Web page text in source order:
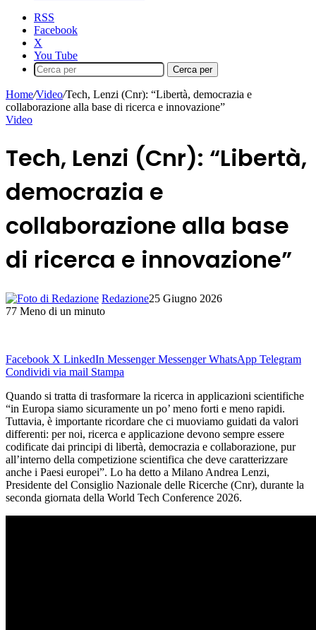
RSS
Facebook
X
You Tube
Cerca per
Home/Video/Tech, Lenzi (Cnr): “Libertà, democrazia e
collaborazione alla base di ricerca e innovazione”
Video
Tech, Lenzi (Cnr): “Libertà,
democrazia e
collaborazione alla base
di ricerca e innovazione”
Redazione25 Giugno 2026
77 Meno di un minuto
Facebook X LinkedIn Messenger Messenger WhatsApp Telegram
Condividi via mail Stampa
Quando si tratta di trasformare la ricerca in applicazioni scientifiche
“in Europa siamo sicuramente un po’ meno forti e meno rapidi.
Tuttavia, è importante ricordare che ci muoviamo guidati da valori
differenti: per noi, ricerca e applicazione devono sempre essere
codificate dai principi di libertà, democrazia e collaborazione, pur
all’interno della competizione scientifica che deve caratterizzare
anche i Paesi europei”. Lo ha detto a Milano Andrea Lenzi,
Presidente del Consiglio Nazionale delle Ricerche (Cnr), durante la
seconda giornata della World Tech Conference 2026.